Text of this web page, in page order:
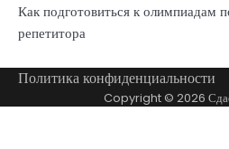
Как подготовиться к олимпиадам
репетитора
Политика конфиденциальности
Copyright © 2026